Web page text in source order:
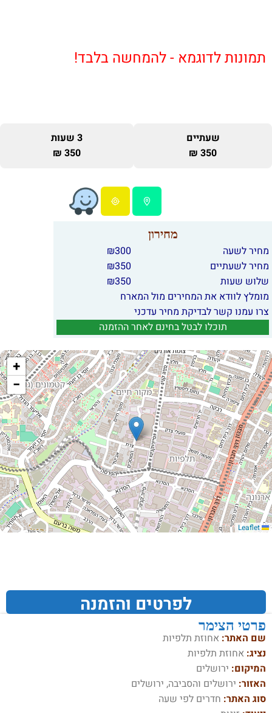
תמונות לדוגמא - להמחשה בלבד!
שעתיים
350 ₪
3 שעות
350 ₪
מחירון
מחיר לשעה 300
₪
מחיר לשעתיים
350
₪
שלוש שעות
350
₪
מומלץ לוודא את המחירים מול המארח
צרו עמנו קשר לבדיקת מחיר עדכני
תוכלו לבטל בחינם לאחר ההזמנה
+
−
Leaflet
לפרטים והזמנה
פרטי הצימר
שם האתר: אחוזת תלפיות
נציג: אחוזת תלפיות
המיקום: ירושלים
האזור: ירושלים והסביבה, ירושלים
סוג האתר: חדרים לפי שעה